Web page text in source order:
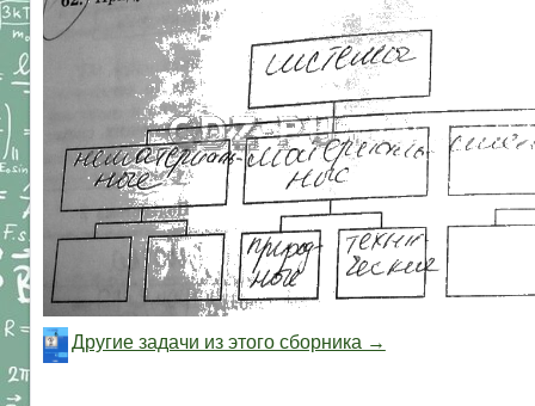
Другие задачи из этого сборника →